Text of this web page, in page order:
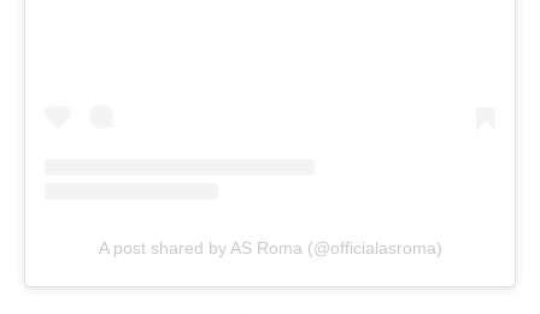
A post shared by AS Roma (@officialasroma)